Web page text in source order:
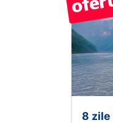
Previous
8 zile